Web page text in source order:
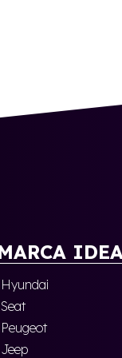
Hyundai
Seat
Peugeot
Jeep